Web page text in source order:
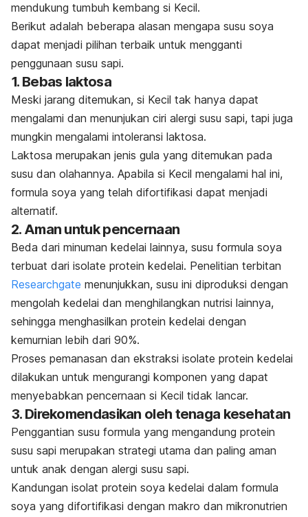
mendukung tumbuh kembang si Kecil.
Berikut adalah beberapa alasan mengapa susu soya
dapat menjadi pilihan terbaik untuk mengganti
penggunaan susu sapi.
1. Bebas laktosa
Meski jarang ditemukan, si Kecil tak hanya dapat
mengalami dan menunjukan ciri alergi susu sapi, tapi juga
mungkin mengalami intoleransi laktosa.
Laktosa merupakan jenis gula yang ditemukan pada
susu dan olahannya. Apabila si Kecil mengalami hal ini,
formula soya yang telah difortifikasi dapat menjadi
alternatif.
2. Aman untuk pencernaan
Beda dari minuman kedelai lainnya, susu formula soya
terbuat dari isolate protein kedelai. Penelitian terbitan
Researchgate menunjukkan, susu ini diproduksi dengan
mengolah kedelai dan menghilangkan nutrisi lainnya,
sehingga menghasilkan protein kedelai dengan
kemurnian lebih dari 90%.
Proses pemanasan dan ekstraksi isolate protein kedelai
dilakukan untuk mengurangi komponen yang dapat
menyebabkan pencernaan si Kecil tidak lancar.
3. Direkomendasikan oleh tenaga kesehatan
Penggantian susu formula yang mengandung protein
susu sapi merupakan strategi utama dan paling aman
untuk anak dengan alergi susu sapi.
Kandungan isolat protein soya kedelai dalam formula
soya yang difortifikasi dengan makro dan mikronutrien